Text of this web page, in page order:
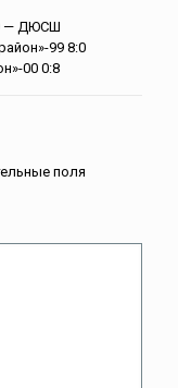
— ДЮСШ
99 8:0
00 0:8
поля